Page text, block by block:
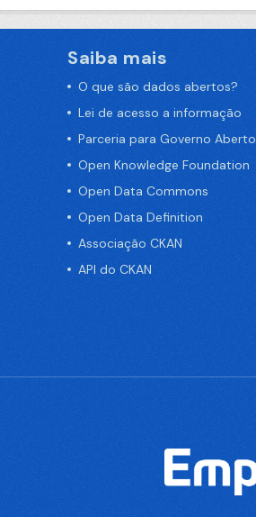
Saiba mais
O que são dados abertos?
Lei de acesso a informação
Parceria para Governo Aberto
Open Knowledge Foundation
Open Data Commons
Open Data Definition
Associação CKAN
API do CKAN